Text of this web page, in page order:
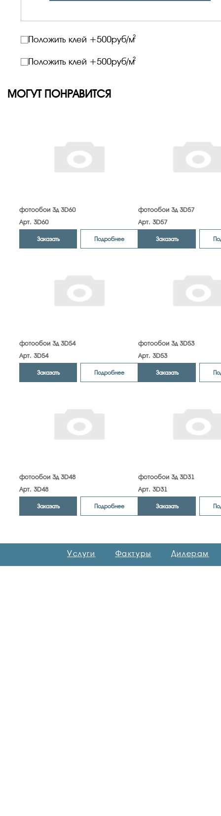
Положить клей +500руб/м2
Положить клей +500руб/м2
МОГУТ ПОНРАВИТСЯ
фотообои 3д 3D60
Арт. 3D60
Заказать Подробнее
фотообои 3д 3D57
Арт. 3D57
Заказать
фотообои 3д 3D54
Арт. 3D54
Заказать Подробнее
фотообои 3д 3D53
Арт. 3D53
Заказать
фотообои 3д 3D48
Арт. 3D48
Заказать Подробнее
фотообои 3д 3D31
Арт. 3D31
Заказать
Услуги Фактуры Дилерам